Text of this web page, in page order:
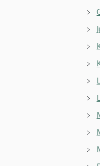
Tangazdaság